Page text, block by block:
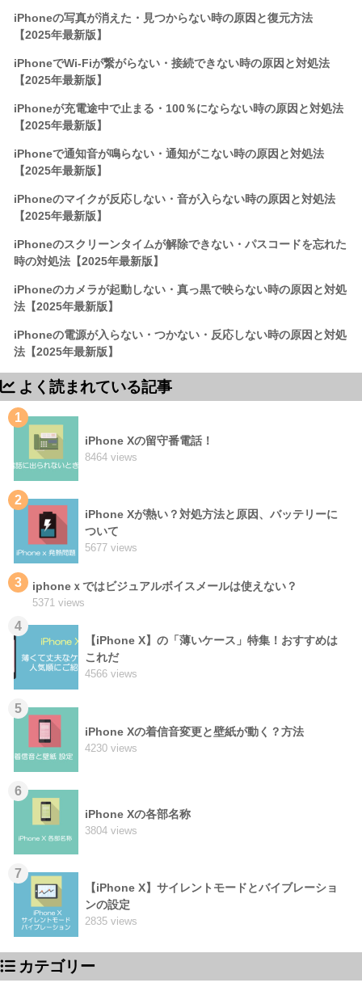
iPhoneの写真が消えた・見つからない時の原因と復元方法
【2025年最新版】
iPhoneでWi-Fiが繋がらない・接続できない時の原因と対処法
【2025年最新版】
iPhoneが充電途中で止まる・100％にならない時の原因と対処法
【2025年最新版】
iPhoneで通知音が鳴らない・通知がこない時の原因と対処法
【2025年最新版】
iPhoneのマイクが反応しない・音が入らない時の原因と対処法
【2025年最新版】
iPhoneのスクリーンタイムが解除できない・パスコードを忘れた
時の対処法【2025年最新版】
iPhoneのカメラが起動しない・真っ黒で映らない時の原因と対処
法【2025年最新版】
iPhoneの電源が入らない・つかない・反応しない時の原因と対処
法【2025年最新版】
よく読まれている記事
1
iPhone Xの留守番電話！
8464 views
2
iPhone Xが熱い？対処方法と原因、バッテリーに
ついて
5677 views
3 iphoneｘではビジュアルボイスメールは使えない？
5371 views
4
【iPhone X】の「薄いケース」特集！おすすめは
これだ
4566 views
5
iPhone Xの着信音変更と壁紙が動く？方法
4230 views
6
iPhone Xの各部名称
3804 views
7
【iPhone X】サイレントモードとバイブレーショ
ンの設定
2835 views
カテゴリー